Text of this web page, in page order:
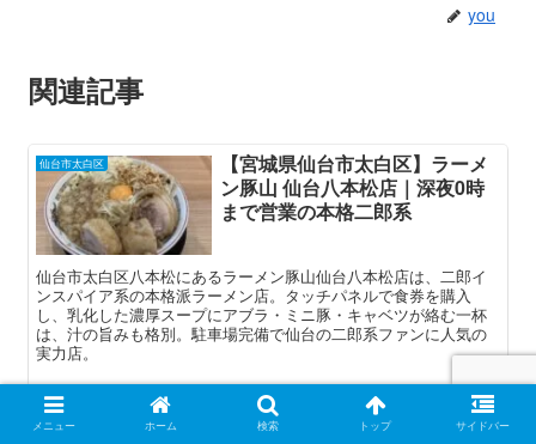
you
関連記事
仙台市太白区
【宮城県仙台市太白区】ラーメ
ン豚山 仙台八本松店｜深夜0時
まで営業の本格二郎系
仙台市太白区八本松にあるラーメン豚山仙台八本松店は、二郎イ
ンスパイア系の本格派ラーメン店。タッチパネルで食券を購入
し、乳化した濃厚スープにアブラ・ミニ豚・キャベツが絡む一杯
は、汁の旨みも格別。駐車場完備で仙台の二郎系ファンに人気の
実力店。
仙台市太白区
【鶏中華】鶏好き歓喜！朝ラー
メニュー ホーム 検索 トップ サイドバー